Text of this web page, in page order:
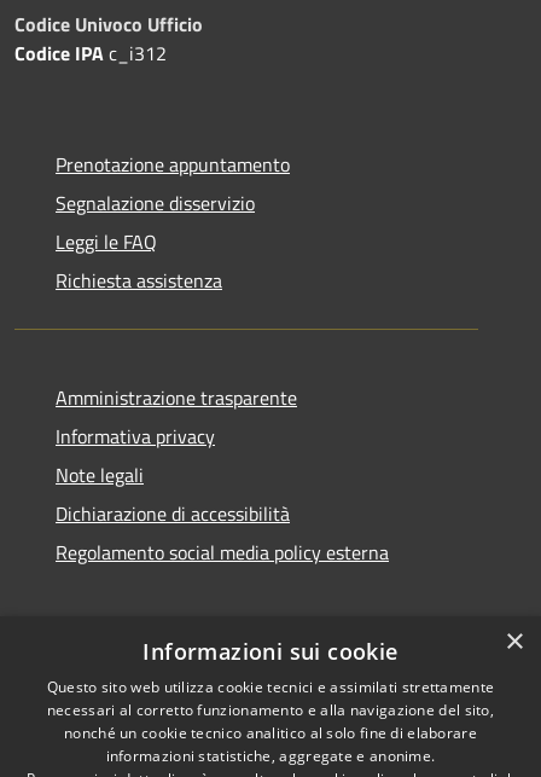
Codice Univoco Ufficio
Codice IPAc_i312
Prenotazione appuntamento
Segnalazione disservizio
Leggi le FAQ
Richiesta assistenza
Amministrazione trasparente
Informativa privacy
Note legali
Dichiarazione di accessibilità
Regolamento social media policy esterna
RSS
Accessibilità
Copyright © 2026 • Comune di
Santa Teresa Gallura •
Powered byMunicipium
×
Informazioni sui cookie
Questo sito web utilizza cookie tecnici e assimilati strettamente
necessari al corretto funzionamento e alla navigazione del sito,
nonché un cookie tecnico analitico al solo fine di elaborare
informazioni statistiche, aggregate e anonime.